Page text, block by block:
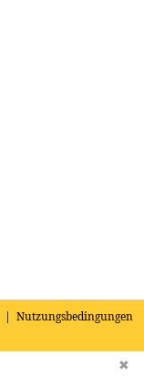
| Nutzungsbedingungen
✖